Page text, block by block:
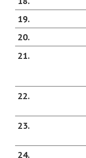
19
20
21
22
23
24